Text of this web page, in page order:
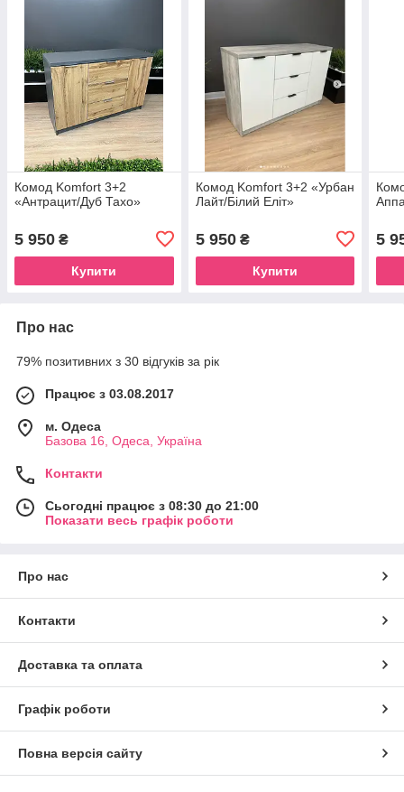
Комод Komfort 3+2
«Антрацит/Дуб Тахо»
5 950 ₴
Купити
Комод Komfort 3+2 «Урбан
Лайт/Білий Еліт»
5 950₴
Купити
5
Про нас
79% позитивних з 30 відгуків за рік
Працює з 03.08.2017
м. Одеса
Базова 16, Одеса, Україна
Контакти
Сьогодні працює з 08:30 до 21:00
Показати весь графік роботи
Про нас
Контакти
Доставка та оплата
Графік роботи
Повна версія сайту